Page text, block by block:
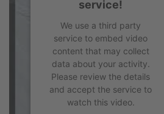
service!
We use a third party
service to embed video
content that may collect
data about your activity.
Please review the details
and accept the service to
watch this video.